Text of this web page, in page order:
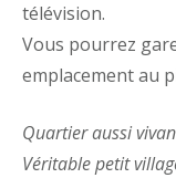
télévision.
Vous pourrez
emplacement au
Quartier aussi
Véritable petit